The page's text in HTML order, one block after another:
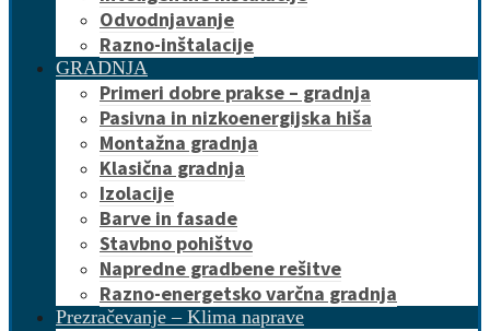
Odvodnjavanje
Razno-inštalacije
GRADNJA
Primeri dobre prakse – gradnja
Pasivna in nizkoenergijska hiša
Montažna gradnja
Klasična gradnja
Izolacije
Barve in fasade
Stavbno pohištvo
Napredne gradbene rešitve
Razno-energetsko varčna gradnja
Prezračevanje – Klima naprave